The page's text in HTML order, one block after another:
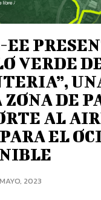
EE
VERDE
ZONA DE
AL
EL
2023